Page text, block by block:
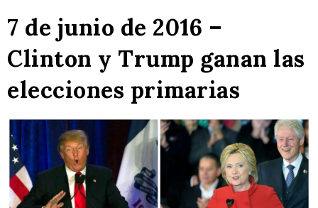
7 de junio de 2016 –
Clinton y Trump ganan las
elecciones primarias